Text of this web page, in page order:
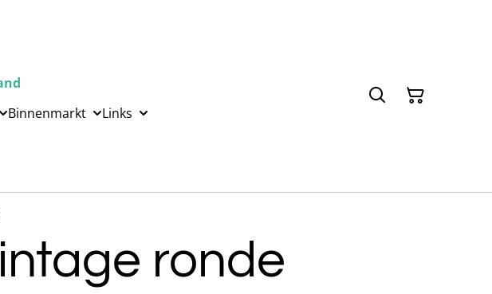
Binnenmarkt Links
ronde